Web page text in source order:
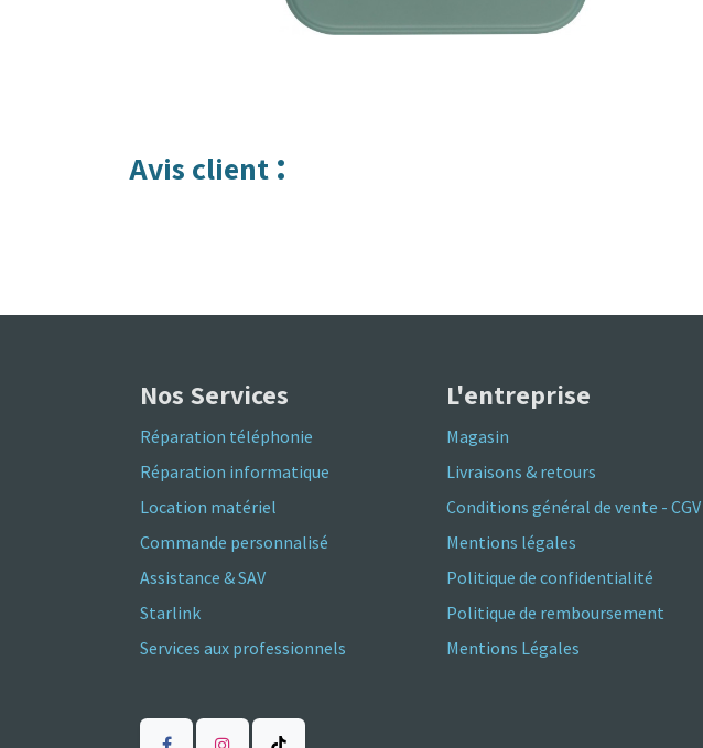
Avis client :
L'entreprise
Magasin
Livraisons & retours
Conditions général de vente - CGV
Mentions légales
Politique de confidentialité
Politique de remboursement
Mentions Légales
Nos Services
Réparation téléphonie
Réparation informatique
Location matériel
Commande personnalisé
Assistance & SAV
Starlink
Services aux professionnels